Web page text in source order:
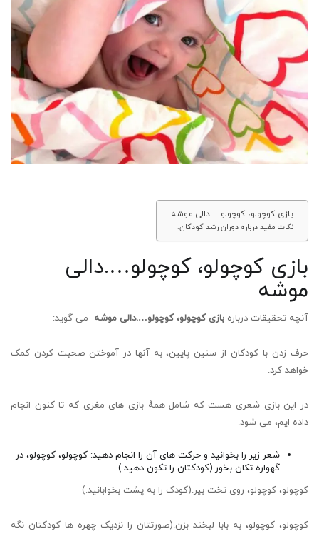
بازی کوچولو، کوچولو….دالی موشه
نکات مفید درباره دوران رشد کودکان:
بازی کوچولو، کوچولو….دالی
موشه
آنچه تحقیقات درباره بازی کوچولو، کوچولو….دالی موشه می گوید:
حرف زدن با کودکان از سنین پایین، به آنها در آموختن صحبت کردن کمک
خواهد کرد.
در این بازی شعری هست که شامل همۀ بازی های مغزی که تا کنون انجام
داده ایم، می شود.
شعر زیر را بخوانید و حرکت های آن را انجام دهید: کوچولو، کوچولو، در
گهواره تکان بخور.(کودکتان را تکون دهید.)
کوچولو، کوچولو، روی تخت بپر.(کودک را به پشت بخوابانید.)
کوچولو، کوچولو، به بابا لبخند بزن.(صورتتان را نزدیک چهره ها کودکتان نگه